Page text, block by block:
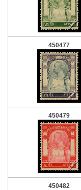
450477
450479
450482